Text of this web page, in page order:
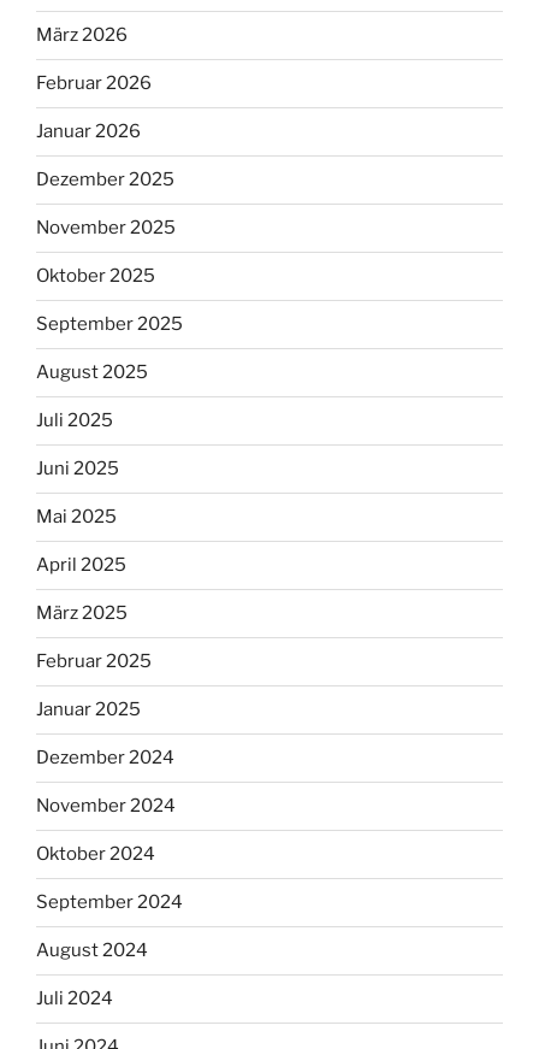
März 2026
Februar 2026
Januar 2026
Dezember 2025
November 2025
Oktober 2025
September 2025
August 2025
Juli 2025
Juni 2025
Mai 2025
April 2025
März 2025
Februar 2025
Januar 2025
Dezember 2024
November 2024
Oktober 2024
September 2024
August 2024
Juli 2024